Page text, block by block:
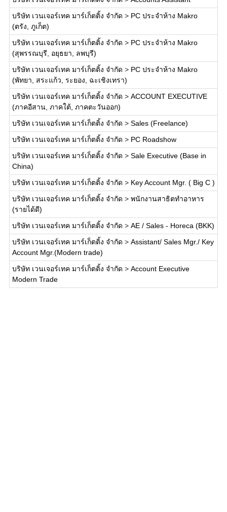
บริษัท เวนเจอร์เทค มาร์เก็ตติ้ง จำกัด > PC ประจำห้าง Makro
(ตรัง, ภูเก็ต)
บริษัท เวนเจอร์เทค มาร์เก็ตติ้ง จำกัด > PC ประจำห้าง Makro
(สุพรรณบุรี, อยุธยา, ลพบุรี)
บริษัท เวนเจอร์เทค มาร์เก็ตติ้ง จำกัด > PC ประจำห้าง Makro
(พัทยา, สระแก้ว, ระยอง, ฉะเชิงเทรา)
บริษัท เวนเจอร์เทค มาร์เก็ตติ้ง จำกัด > ACCOUNT EXECUTIVE
(ภาคอีสาน, ภาคใต้, ภาคตะวันออก)
บริษัท เวนเจอร์เทค มาร์เก็ตติ้ง จำกัด > Sales (Freelance)
บริษัท เวนเจอร์เทค มาร์เก็ตติ้ง จำกัด > PC Roadshow
บริษัท เวนเจอร์เทค มาร์เก็ตติ้ง จำกัด > Sale Executive (Base in
China)
บริษัท เวนเจอร์เทค มาร์เก็ตติ้ง จำกัด > Key Account Mgr. ( Big C )
บริษัท เวนเจอร์เทค มาร์เก็ตติ้ง จำกัด > พนักงานสาธิตทำอาหาร
(รายได้ดี)
บริษัท เวนเจอร์เทค มาร์เก็ตติ้ง จำกัด > AE / Sales - Horeca (BKK)
บริษัท เวนเจอร์เทค มาร์เก็ตติ้ง จำกัด > Assistant/ Sales Mgr./ Key
Account Mgr.(Modern trade)
บริษัท เวนเจอร์เทค มาร์เก็ตติ้ง จำกัด > Account Executive
Modern Trade